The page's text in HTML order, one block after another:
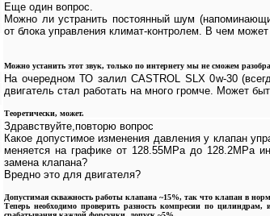
Еще один вопрос.
Можно ли устранить постоянный шум
от блока управления климат-контролем. В чем
Можно устанить этот звук, только по интернету мы не сможем
На очередном ТО залил CASTROL SLX 0w-30
двигатель стал работать на много громче. Может
Теоретически, может.
Здравствуйте,повторю вопрос
Какое допустимое изменения давления у клапан
меняется на графике от 128.55МРа до 128.2МРа
замена клапана?
Вредно это для двигателя?
Допустимая скважность работы клапана ~15%, так что клапан в
Теперь необходимо проверить разность компресии по цилиндрам,